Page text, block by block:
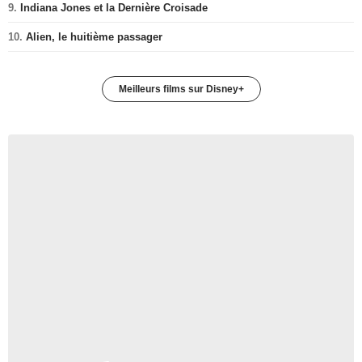
9. Indiana Jones et la Dernière Croisade
10. Alien, le huitième passager
Meilleurs films sur Disney+